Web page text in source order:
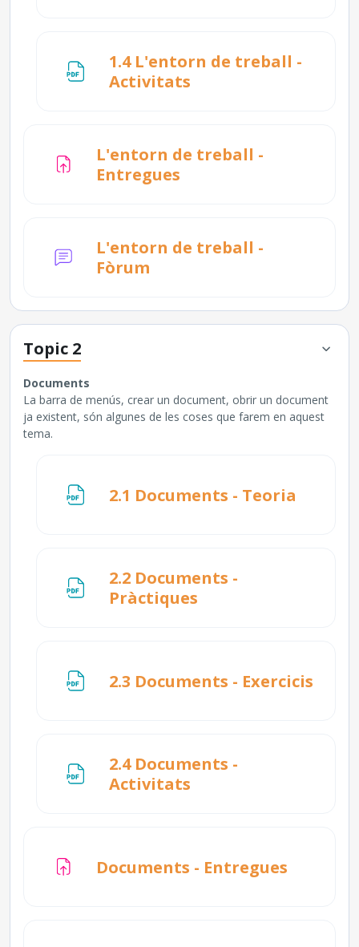
1.4 L'entorn de treball -
Activitats
L'entorn de treball -
Entregues
L'entorn de treball -
Fòrum
Topic 2
Documents
La barra de menús, crear un document, obrir un document
ja existent, són algunes de les coses que farem en aquest
tema.
2.1 Documents - Teoria
2.2 Documents -
Pràctiques
2.3 Documents - Exercicis
2.4 Documents -
Activitats
Documents - Entregues